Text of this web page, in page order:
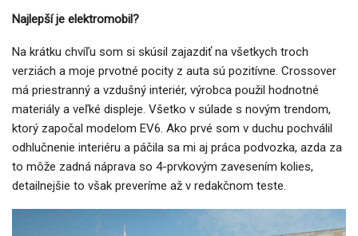
Najlepší je elektromobil?
Na krátku chvíľu som si skúsil zajazdiť na všetkych troch
verziách a moje prvotné pocity z auta sú pozitívne. Crossover
má priestranný a vzdušný interiér, výrobca použil hodnotné
materiály a veľké displeje. Všetko v súlade s novým trendom,
ktorý započal modelom EV6. Ako prvé som v duchu pochválil
odhlučnenie interiéru a páčila sa mi aj práca podvozka, azda za
to môže zadná náprava so 4-prvkovým zavesením kolies,
detailnejšie to však preveríme až v redakčnom teste.